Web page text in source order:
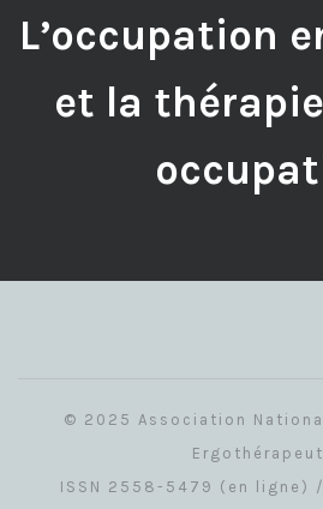
L’occupation
et la
© 2025 Association
ISSN 2558-5479 (en ligne)